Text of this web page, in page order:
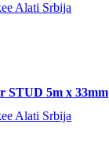
Alati Srbija
STUD 5m x 33mm
Alati Srbija